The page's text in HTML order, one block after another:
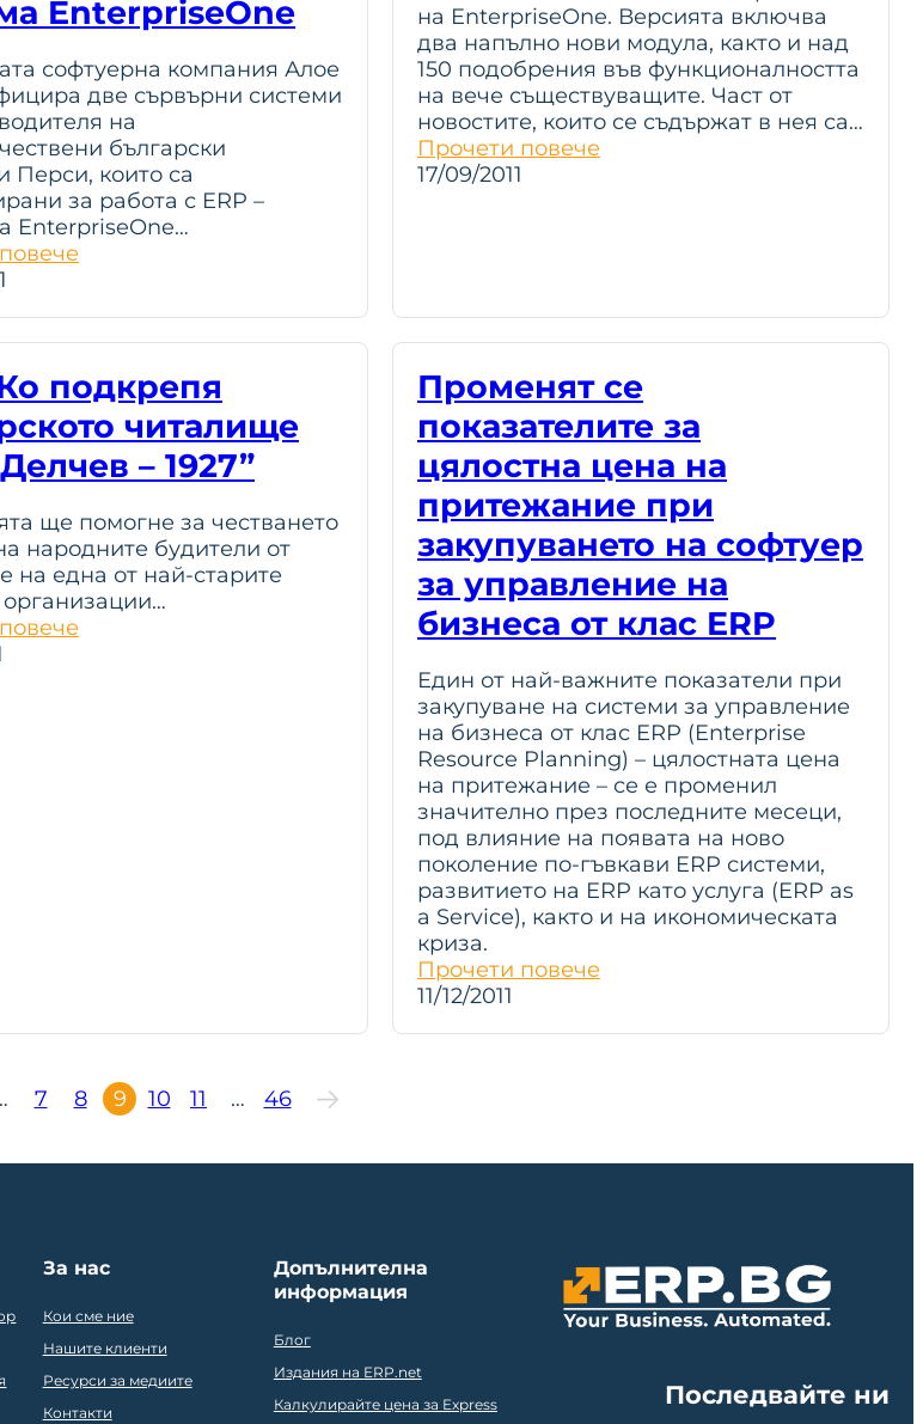
EnterpriseOne
софтуерна компания Алое
две сървърни системи
на
български
Перси, които са
за работа с ERP –
EnterpriseOne…
на EnterpriseOne. Версията включва
два напълно нови модула, както и над
150 подобрения във функционалността
на вече съществуващите. Част от
новостите, които се съдържат в нея са…
Прочети повече
17/09/2011
подкрепя
читалище
– 1927”
ще помогне за честването
народните будители от
на една от най-старите
организации…
Променят се
показателите за
цялостна цена на
притежание при
закупуването на софтуер
за управление на
бизнеса от клас ERP
Един от най-важните показатели при
закупуване на системи за управление
на бизнеса от клас ERP (Enterprise
Resource Planning) – цялостната цена
на притежание – се е променил
значително през последните месеци,
под влияние на появата на ново
поколение по-гъвкави ERP системи,
развитието на ERP като услуга (ERP as
a Service), както и на икономическата
криза.
Прочети повече
11/12/2011
7 8 9 10 11 … 46
За нас
Кои сме ние
Нашите клиенти
Ресурси за медиите
Контакти
Допълнителна
информация
Блог
Издания на ERP.net
Калкулирайте цена за Express
Последвайте ни